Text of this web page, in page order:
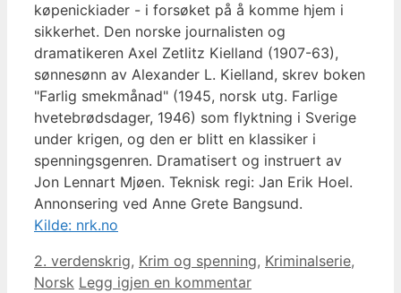
køpenickiader - i forsøket på å komme hjem i
sikkerhet. Den norske journalisten og
dramatikeren Axel Zetlitz Kielland (1907-63),
sønnesønn av Alexander L. Kielland, skrev boken
"Farlig smekmånad" (1945, norsk utg. Farlige
hvetebrødsdager, 1946) som flyktning i Sverige
under krigen, og den er blitt en klassiker i
spenningsgenren. Dramatisert og instruert av
Jon Lennart Mjøen. Teknisk regi: Jan Erik Hoel.
Annonsering ved Anne Grete Bangsund.
Kilde: nrk.no
Kategorier
2. verdenskrig, Krim og spenning, Kriminalserie,
Norsk Legg igjen en kommentar